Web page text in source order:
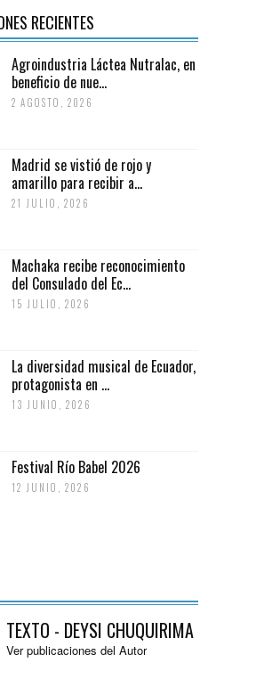
RECIENTES
Agroindustria Láctea Nutralac, en
beneficio de nue...
2 AGOSTO, 2026
Madrid se vistió de rojo y
amarillo para recibir a...
21 JULIO, 2026
Machaka recibe reconocimiento
del Consulado del Ec...
15 JULIO, 2026
La diversidad musical de Ecuador,
protagonista en ...
13 JUNIO, 2026
Festival Río Babel 2026
12 JUNIO, 2026
TEXTO - DEYSI CHUQUIRIMA
Ver publicaciones del Autor